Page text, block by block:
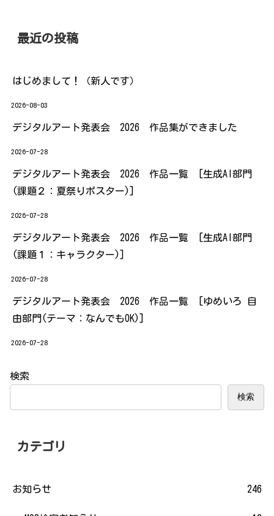
最近の投稿
はじめまして！（新人です）
2026-08-03
デジタルアート発表会 2026 作品集ができました
2026-07-28
デジタルアート発表会 2026 作品一覧 [生成AI部門
(課題２：夏祭りポスター)]
2026-07-28
デジタルアート発表会 2026 作品一覧 [生成AI部門
(課題１：キャラクター)]
2026-07-28
デジタルアート発表会 2026 作品一覧 [ゆめいろ 自
由部門(テーマ：なんでもOK)]
2026-07-28
検索
検索
カテゴリ
お知らせ 246